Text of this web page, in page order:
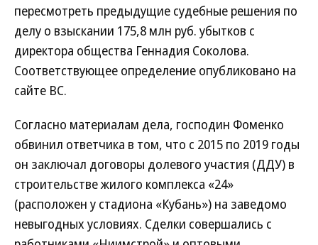
пересмотреть предыдущие судебные решения по
делу о взыскании 175,8 млн руб. убытков с
директора общества Геннадия Соколова.
Соответствующее определение опубликовано на
сайте ВС.
Согласно материалам дела, господин Фоменко
обвинил ответчика в том, что с 2015 по 2019 годы
он заключал договоры долевого участия (ДДУ) в
строительстве жилого комплекса «24»
(расположен у стадиона «Кубань») на заведомо
невыгодных условиях. Сделки совершались с